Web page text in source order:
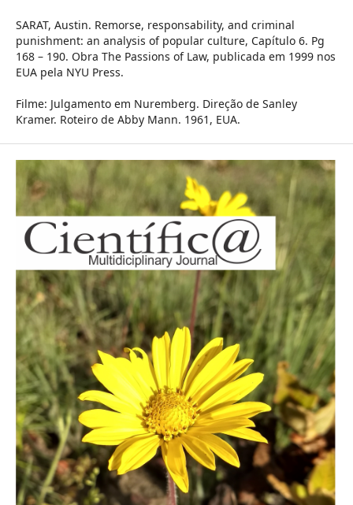
SARAT, Austin. Remorse, responsability, and criminal
punishment: an analysis of popular culture, Capítulo 6. Pg
168 – 190. Obra The Passions of Law, publicada em 1999 nos
EUA pela NYU Press.
Filme: Julgamento em Nuremberg. Direção de Sanley
Kramer. Roteiro de Abby Mann. 1961, EUA.